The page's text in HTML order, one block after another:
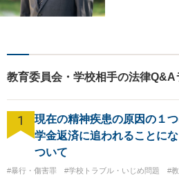
添い，「この地
悩みに対して一
指したいと思い
しております。
教育委員会・学校相手の法律Q&A
1
現在の精神疾患の原因の１
学金返済に追われることに
ついて
#暴行・傷害罪 #学校トラブル・いじめ問題 #